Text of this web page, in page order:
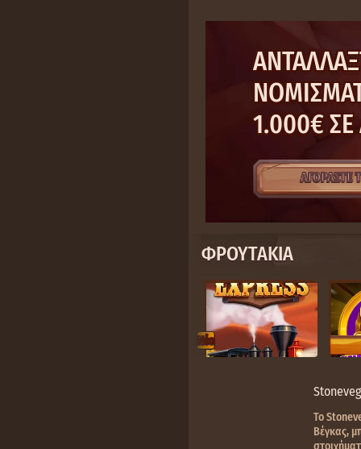
ΦΡΟΥΤΆΚΙΑ
Nέο
1.000€
ΑΓΟΡΑΣΤΕ
Το
Βέγκας,